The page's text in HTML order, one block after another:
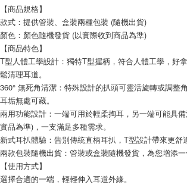
【商品規格】
款式：提供管裝、盒裝兩種包裝 (隨機出貨)
顏色：顏色隨機發貨 (以實際收到商品為準)
【商品特色】
T型人體工學設計：獨特T型握柄，符合人體工學，好
鬆清理耳道。
360° 無死角清潔：特殊設計的扒頭可靈活旋轉或調整
耳垢無處可藏。
兩用功能設計：一端可用於輕柔掏耳，另一端可能具
實品為準)，一支滿足多種需求。
新式耳扒體驗：告別傳統直柄耳扒，T型設計帶來更舒
兩款包裝隨機出貨：管裝或盒裝隨機發貨，為您增添一
【使用方式】
選擇合適的一端，輕輕伸入耳道外緣。